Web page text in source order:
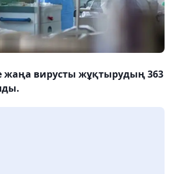
жаңа вирусты жұқтырудың 363